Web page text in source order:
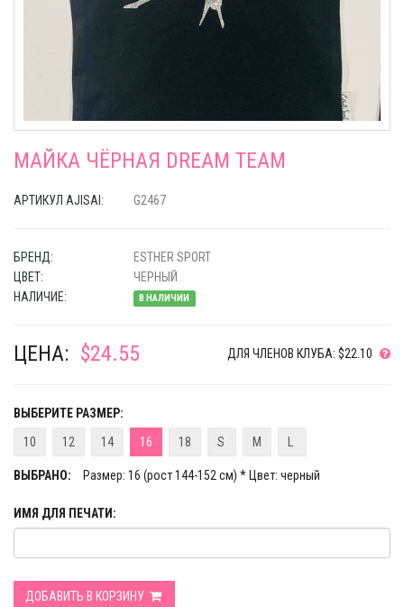
МАЙКА ЧЁРНАЯ DREAM TEAM
АРТИКУЛ AJISAI: G2467
БРЕНД:
ESTHER SPORT
ЦВЕТ:
ЧЕРНЫЙ
НАЛИЧИЕ:
В НАЛИЧИИ
ЦЕНА: $24.55 ДЛЯ ЧЛЕНОВ КЛУБА: $22.10
ВЫБЕРИТЕ РАЗМЕР:
10
12 14 16 18 S M
ВЫБРАНО: Размер: 16 (рост 144-152 см) * Цвет: черный
ИМЯ ДЛЯ ПЕЧАТИ:
ДОБАВИТЬ В КОРЗИНУ